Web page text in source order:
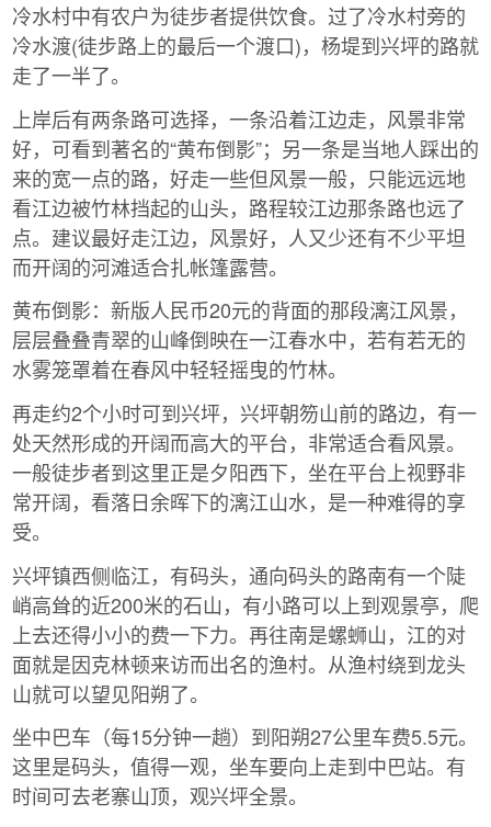
冷水村中有农户为徒步者提供饮食。过了冷水村旁的
冷水渡(徒步路上的最后一个渡口)，杨堤到兴坪的路就
走了一半了。
上岸后有两条路可选择，一条沿着江边走，风景非常
好，可看到著名的“黄布倒影”；另一条是当地人踩出的
来的宽一点的路，好走一些但风景一般，只能远远地
看江边被竹林挡起的山头，路程较江边那条路也远了
点。建议最好走江边，风景好，人又少还有不少平坦
而开阔的河滩适合扎帐篷露营。
黄布倒影：新版人民币20元的背面的那段漓江风景，
层层叠叠青翠的山峰倒映在一江春水中，若有若无的
水雾笼罩着在春风中轻轻摇曳的竹林。
再走约2个小时可到兴坪，兴坪朝笏山前的路边，有一
处天然形成的开阔而高大的平台，非常适合看风景。
一般徒步者到这里正是夕阳西下，坐在平台上视野非
常开阔，看落日余晖下的漓江山水，是一种难得的享
受。
兴坪镇西侧临江，有码头，通向码头的路南有一个陡
峭高耸的近200米的石山，有小路可以上到观景亭，爬
上去还得小小的费一下力。再往南是螺蛳山，江的对
面就是因克林顿来访而出名的渔村。从渔村绕到龙头
山就可以望见阳朔了。
坐中巴车（每15分钟一趟）到阳朔27公里车费5.5元。
这里是码头，值得一观，坐车要向上走到中巴站。有
时间可去老寨山顶，观兴坪全景。